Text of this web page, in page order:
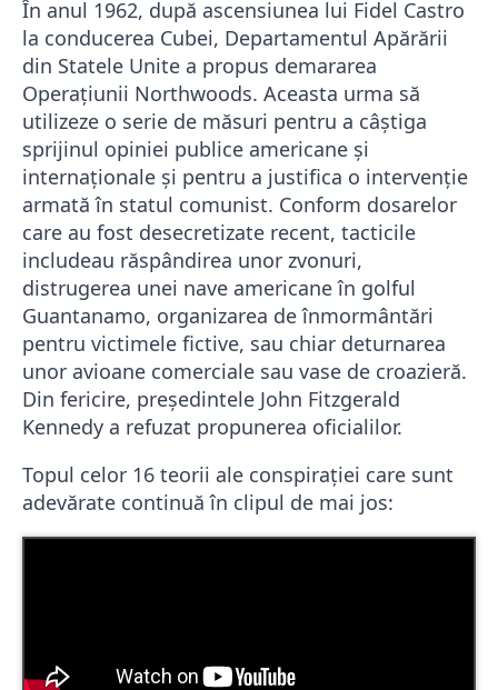
În anul 1962, după ascensiunea lui Fidel Castro
la conducerea Cubei, Departamentul Apărării
din Statele Unite a propus demararea
Operaţiunii Northwoods. Aceasta urma să
utilizeze o serie de măsuri pentru a câştiga
sprijinul opiniei publice americane şi
internaţionale şi pentru a justifica o intervenţie
armată în statul comunist. Conform dosarelor
care au fost desecretizate recent, tacticile
includeau răspândirea unor zvonuri,
distrugerea unei nave americane în golful
Guantanamo, organizarea de înmormântări
pentru victimele fictive, sau chiar deturnarea
unor avioane comerciale sau vase de croazieră.
Din fericire, preşedintele John Fitzgerald
Kennedy a refuzat propunerea oficialilor.
Topul celor 16 teorii ale conspirației care sunt
adevărate continuă în clipul de mai jos: